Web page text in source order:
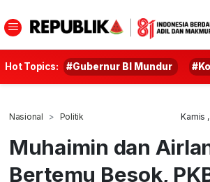
Hot Topics: #Gubernur BI Mundur
Nasional Politik Kamis
Muhaimin dan
Bertemu Besok,